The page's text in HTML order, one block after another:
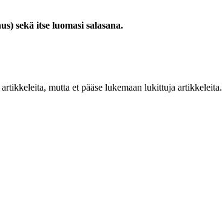
sekä itse luomasi salasana.
mutta et pääse lukemaan lukittuja artikkeleita.